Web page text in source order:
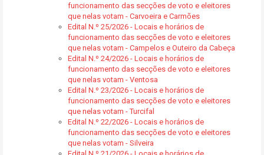
funcionamento das secções de voto e eleitores
que nelas votam - Carvoeira e Carmões
Edital N.º 25/2026 - Locais e horários de
funcionamento das secções de voto e eleitores
que nelas votam - Campelos e Outeiro da Cabeça
Edital N.º 24/2026 - Locais e horários de
funcionamento das secções de voto e eleitores
que nelas votam - Ventosa
Edital N.º 23/2026 - Locais e horários de
funcionamento das secções de voto e eleitores
que nelas votam - Turcifal
Edital N.º 22/2026 - Locais e horários de
funcionamento das secções de voto e eleitores
que nelas votam - Silveira